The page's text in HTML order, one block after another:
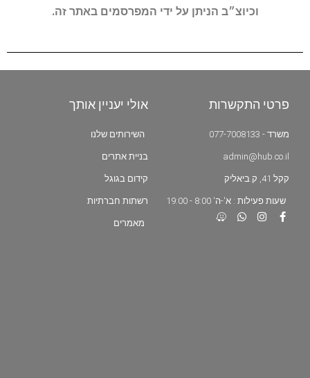
וכיוצ״ב הניתן על ידי המפרסמים באתר זה.
פרטי התקשרות
משרד - 077-7008133
admin@hub.co.il
קקל 41, ק.ביאליק
שעות פעילות : א'-ה' 8:00 - 19:00
אולי יעניין אותך
השירותים שלנו
בניית אתרים
קידום בגוגל
רשתות חברתיות
מאמרים